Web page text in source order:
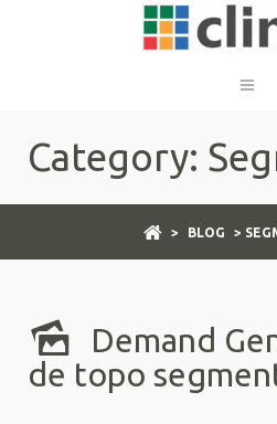
Category:
> BLOG >
Demand
de topo